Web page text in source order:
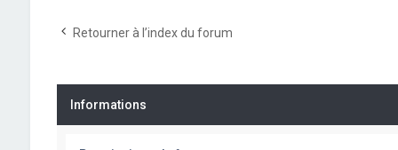
Retourner à l’index du forum
Informations